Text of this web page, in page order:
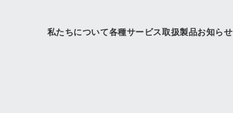
私たちについて各種サービス取扱製品お知らせ